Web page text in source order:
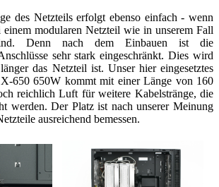
des Netzteils erfolgt ebenso einfach - wenn
einem modularen Netzteil wie in unserem Fall
Denn nach dem Einbauen ist die
sehr stark eingeschränkt. Dies wird
das Netzteil ist. Unser hier eingesetztes
650 650W kommt mit einer Länge von 160
reichlich Luft für weitere Kabelstränge, die
werden. Der Platz ist nach unserer Meinung
ausreichend bemessen.